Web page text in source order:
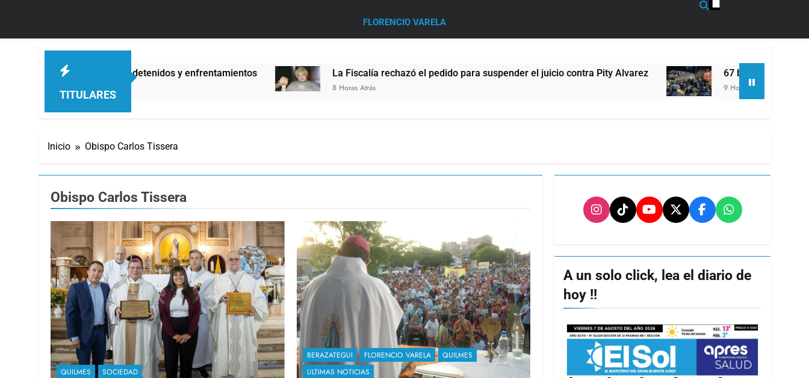
FLORENCIO VARELA
TITULARES
hubo detenidos y enfrentamientos La Fiscalía rechazó el pedido para suspender el juicio contra Pity Alvarez
8 Horas Atrás
67 barrios full LED en Florencio Varela
9 Horas Atrás
Inicio Obispo Carlos Tissera
Obispo Carlos Tissera
QUILMES SOCIEDAD
BERAZATEGUI FLORENCIO VARELA
QUILMES
ULTIMAS NOTICIAS
A un solo click, lea el diario de
hoy !!